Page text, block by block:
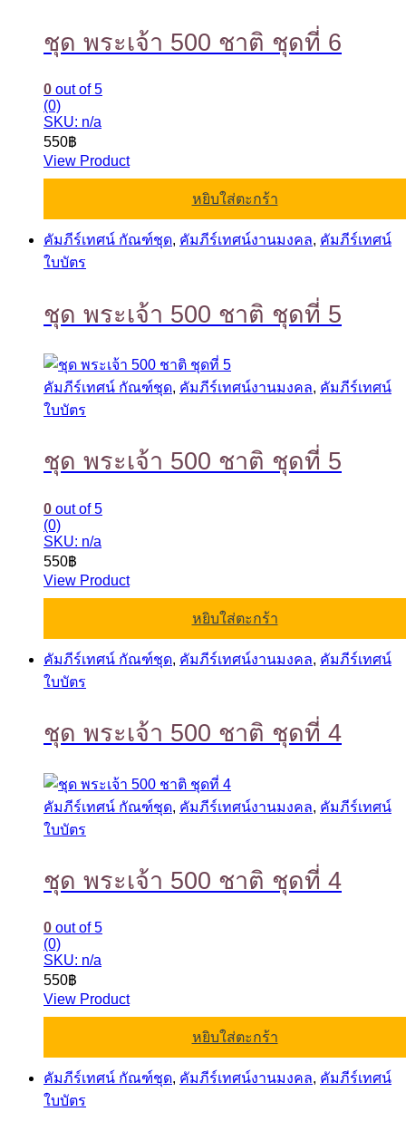
ชุด พระเจ้า 500 ชาติ ชุดที่ 6
0 out of 5
(0)
SKU: n/a
550฿
View Product
หยิบใส่ตะกร้า
คัมภีร์เทศน์ กัณฑ์ชุด, คัมภีร์เทศน์งานมงคล, คัมภีร์เทศน์
ใบบัตร
ชุด พระเจ้า 500 ชาติ ชุดที่ 5
คัมภีร์เทศน์ กัณฑ์ชุด, คัมภีร์เทศน์งานมงคล, คัมภีร์เทศน์
ใบบัตร
ชุด พระเจ้า 500 ชาติ ชุดที่ 5
0 out of 5
(0)
SKU: n/a
550฿
View Product
หยิบใส่ตะกร้า
คัมภีร์เทศน์ กัณฑ์ชุด, คัมภีร์เทศน์งานมงคล, คัมภีร์เทศน์
ใบบัตร
ชุด พระเจ้า 500 ชาติ ชุดที่ 4
คัมภีร์เทศน์ กัณฑ์ชุด, คัมภีร์เทศน์งานมงคล, คัมภีร์เทศน์
ใบบัตร
ชุด พระเจ้า 500 ชาติ ชุดที่ 4
0 out of 5
(0)
SKU: n/a
550฿
View Product
หยิบใส่ตะกร้า
คัมภีร์เทศน์ กัณฑ์ชุด, คัมภีร์เทศน์งานมงคล, คัมภีร์เทศน์
ใบบัตร